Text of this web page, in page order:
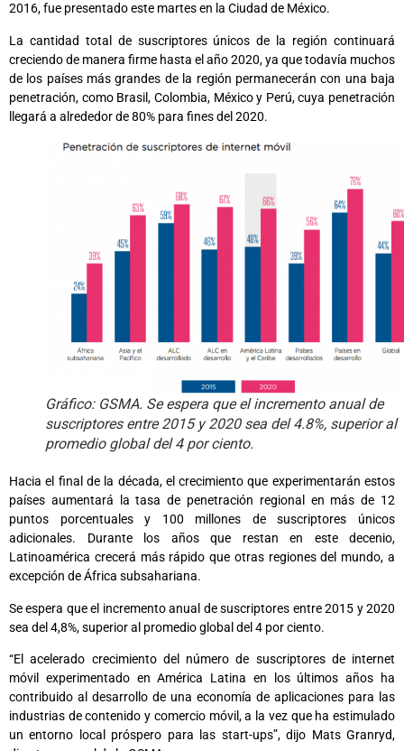
2016, fue presentado este martes en la Ciudad de México.
La cantidad total de suscriptores únicos de la región continuará
creciendo de manera firme hasta el año 2020, ya que todavía muchos
de los países más grandes de la región permanecerán con una baja
penetración, como Brasil, Colombia, México y Perú, cuya penetración
llegará a alrededor de 80% para fines del 2020.
Gráfico: GSMA. Se espera que el incremento anual de
suscriptores entre 2015 y 2020 sea del 4.8%, superior al
promedio global del 4 por ciento.
Hacia el final de la década, el crecimiento que experimentarán estos
países aumentará la tasa de penetración regional en más de 12
puntos porcentuales y 100 millones de suscriptores únicos
adicionales. Durante los años que restan en este decenio,
Latinoamérica crecerá más rápido que otras regiones del mundo, a
excepción de África subsahariana.
Se espera que el incremento anual de suscriptores entre 2015 y 2020
sea del 4,8%, superior al promedio global del 4 por ciento.
“El acelerado crecimiento del número de suscriptores de internet
móvil experimentado en América Latina en los últimos años ha
contribuido al desarrollo de una economía de aplicaciones para las
industrias de contenido y comercio móvil, a la vez que ha estimulado
un entorno local próspero para las start-ups”, dijo Mats Granryd,